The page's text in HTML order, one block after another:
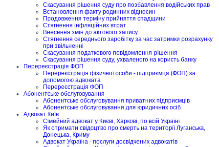
Скасування рішення суду про позбавлення водійських прав
Встановлення факту родинних відносин
Продовження терміну прийняття спадщини
Стягнення інфляційних втрат
Внесення змін до актового запису
Стягнення середнього заробітку за час затримки розрахунку
при звільненні
Скасування податкового повідомлення-рішення
Скасування рішення суду, ухваленого на користь банку
Перереєстрація ФОП
Перереєстрація фізичної особи - підприємця (ФОП) за
допомогою адвоката
Перереєстрація ФОП
Абонентське обслуговування
Абонентське обслуговування приватних підприємців
Абонентське обслуговування для юридичних осіб
Адвокат Київ
Сімейний адвокат у Києві, Харкові, по всій Україні
Як отримати свідоцтво про смерть на території Луганська,
Донецька, Криму
Адвокат Україна - послуги досвідчених адвокатів